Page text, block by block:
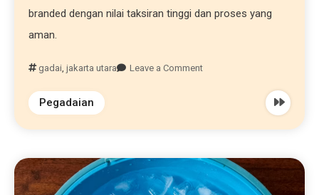
branded dengan nilai taksiran tinggi dan proses yang
aman.
gadai,jakarta utara Leave a Comment
Pegadaian